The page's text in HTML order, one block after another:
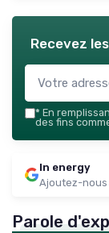
Recevez
* En
des fins
In energy
Ajoutez-nous
Parole